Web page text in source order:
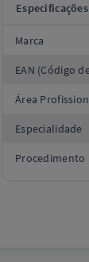
Marca
EAN (Código
Área
Especialidade
Procedimento